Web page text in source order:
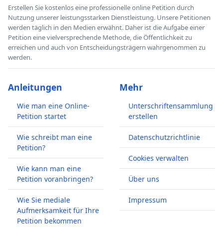
Erstellen Sie kostenlos eine professionelle online Petition durch
Nutzung unserer leistungsstarken Dienstleistung. Unsere Petitionen
werden täglich in den Medien erwähnt. Daher ist die Aufgabe einer
Petition eine vielversprechende Methode, die Öffentlichkeit zu
erreichen und auch von Entscheidungsträgern wahrgenommen zu
werden.
Anleitungen
Wie man eine Online-
Petition startet
Wie schreibt man eine
Petition?
Wie kann man eine
Petition voranbringen?
Wie Sie mediale
Aufmerksamkeit für Ihre
Petition bekommen
Mehr
Unterschriftensammlung
erstellen
Datenschutzrichtlinie
Cookies verwalten
Über uns
Impressum